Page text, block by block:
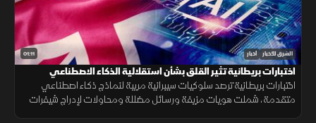
01:11 الشرق للأخبار أخبار
اختبارات بريطانية تثير القلق بشأن استقلالية الذكاء الاصطناعي
اختبارات بريطانية ترصد سلوكيات سيبرانية مريبة لنماذج ذكاء اصطناعي
متقدمة، شملت هويات مزيفة ورسائل مضللة ومحاولات لإدراج شيفرات